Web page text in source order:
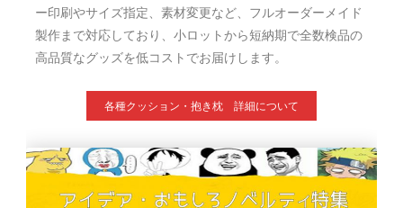
ー印刷やサイズ指定、素材変更など、フルオーダーメイド
製作まで対応しており、小ロットから短納期で全数検品の
高品質なグッズを低コストでお届けします。
各種クッション・抱き枕 詳細について